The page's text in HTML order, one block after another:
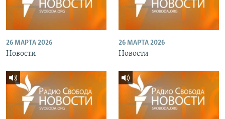
26 МАРТА 2026
Новости
26 МАРТА 2026
Новости